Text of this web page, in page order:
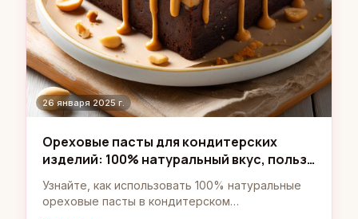
26 января 2025 г.
Ореховые пасты для кондитерских
изделий: 100% натуральный вкус, польза
и универсальность
Узнайте, как использовать 100% натуральные
ореховые пасты в кондитерском